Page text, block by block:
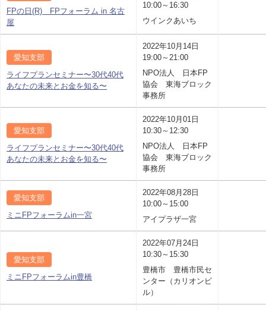
FPの日(R) FPフォーラム in 名古
屋
10:00～16:30
ウインクあいち
愛知支部
ライフプランセミナー〜30代40代
あなたの未来とお金を知る〜
2022年10月14日
19:00～21:00
NPO法人 日本FP
協会 東海ブロック
事務所
愛知支部
ライフプランセミナー〜30代40代
あなたの未来とお金を知る〜
2022年10月01日
10:30～12:30
NPO法人 日本FP
協会 東海ブロック
事務所
愛知支部
ミニFPフォーラムin一宮
2022年08月28日
10:00～15:00
アイプラザ一宮
愛知支部
ミニFPフォーラムin豊橋
2022年07月24日
10:30～15:30
豊橋市 豊橋市民セ
ンター（カリオンビ
ル）